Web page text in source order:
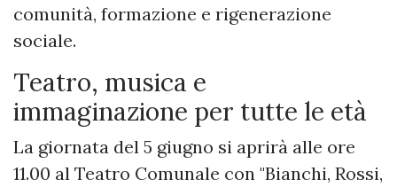
comunità, formazione e rigenerazione
sociale.
Teatro, musica e
immaginazione per tutte le età
La giornata del 5 giugno si aprirà alle ore
11.00 al Teatro Comunale con "Bianchi, Rossi,